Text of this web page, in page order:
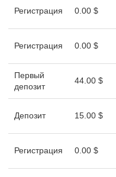
Регистрация 0.00 $
Регистрация 0.00 $
Первый
депозит
44.00 $
Депозит 15.00 $
Регистрация 0.00 $